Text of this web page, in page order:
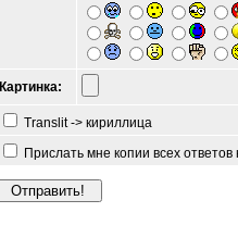
Картинка:
Translit -> кириллица
Прислать мне копии всех